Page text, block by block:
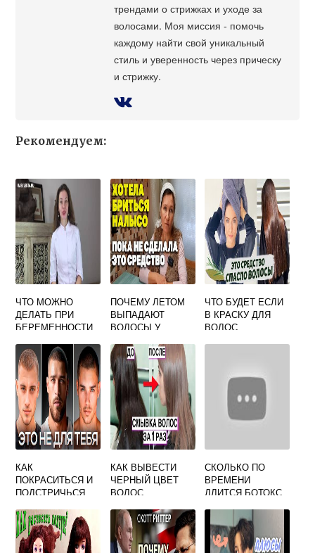
трендами о стрижках и уходе за
волосами. Моя миссия - помочь
каждому найти свой уникальный
стиль и уверенность через прическу
и стрижку.
Рекомендуем:
ЧТО МОЖНО
ДЕЛАТЬ ПРИ
БЕРЕМЕННОСТИ
ПОЧЕМУ ЛЕТОМ
ВЫПАДАЮТ
ВОЛОСЫ У
ГОЛОВЕ
ЧТО БУДЕТ ЕСЛИ
В КРАСКУ ДЛЯ
ВОЛОС
КАК
ПОКРАСИТЬСЯ И
ПОДСТРИЧЬСЯ
КАК ВЫВЕСТИ
ЧЕРНЫЙ ЦВЕТ
ВОЛОС
СКОЛЬКО ПО
ВРЕМЕНИ
ДЛИТСЯ БОТОКС
ПРОЦЕДУРА